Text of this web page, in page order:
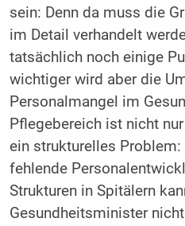
sein: Denn da muss die
im Detail verhandelt
tatsächlich noch einige
wichtiger wird aber die
Personalmangel im
Pflegebereich ist nicht
ein strukturelles Problem:
fehlende
Strukturen in Spitälern
Gesundheitsminister